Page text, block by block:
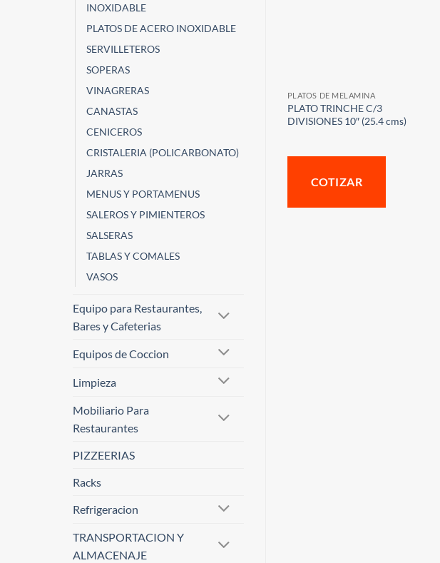
INOXIDABLE
PLATOS DE ACERO INOXIDABLE
SERVILLETEROS
SOPERAS
VINAGRERAS
CANASTAS
CENICEROS
CRISTALERIA (POLICARBONATO)
JARRAS
MENUS Y PORTAMENUS
SALEROS Y PIMIENTEROS
SALSERAS
TABLAS Y COMALES
VASOS
Equipo para Restaurantes,
Bares y Cafeterias
Equipos de Coccion
Limpieza
Mobiliario Para
Restaurantes
PIZZEERIAS
Racks
Refrigeracion
TRANSPORTACION Y
ALMACENAJE
PLATOS DE MELAMINA
PLATO TRINCHE C/3
DIVISIONES 10″ (25.4 cms)
COTIZAR